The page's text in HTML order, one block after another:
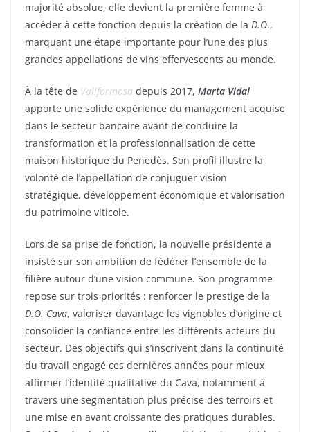
majorité absolue, elle devient la première femme à
accéder à cette fonction depuis la création de la D.O.,
marquant une étape importante pour l’une des plus
grandes appellations de vins effervescents au monde.
À la tête de Vallformosa depuis 2017, Marta Vidal
apporte une solide expérience du management acquise
dans le secteur bancaire avant de conduire la
transformation et la professionnalisation de cette
maison historique du Penedès. Son profil illustre la
volonté de l’appellation de conjuguer vision
stratégique, développement économique et valorisation
du patrimoine viticole.
Lors de sa prise de fonction, la nouvelle présidente a
insisté sur son ambition de fédérer l’ensemble de la
filière autour d’une vision commune. Son programme
repose sur trois priorités : renforcer le prestige de la
D.O. Cava, valoriser davantage les vignobles d’origine et
consolider la confiance entre les différents acteurs du
secteur. Des objectifs qui s’inscrivent dans la continuité
du travail engagé ces dernières années pour mieux
affirmer l’identité qualitative du Cava, notamment à
travers une segmentation plus précise des terroirs et
une mise en avant croissante des pratiques durables.